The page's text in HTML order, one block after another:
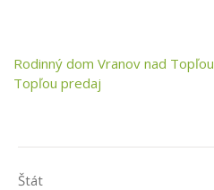
Rodinný dom Vranov nad Topľou
Topľou predaj
Štát